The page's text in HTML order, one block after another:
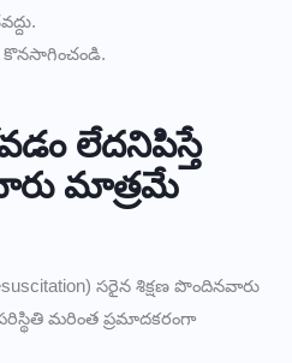
కొనసాగించండి.
లేదనిపిస్తే
మాత్రమే
సరైన శిక్షణ పొందినవారు
మరింత ప్రమాదకరంగా